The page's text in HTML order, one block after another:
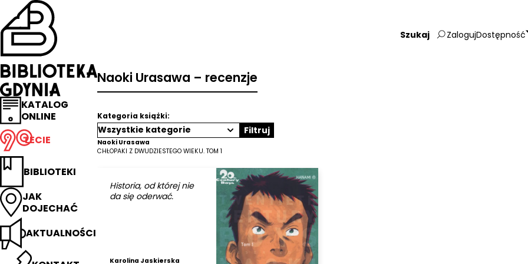
Przejdź
na
stronę
główną
Biblioteka
Gdynia
KATALOG
ONLINE
LECIE
BIBLIOTEKI
JAK
DOJECHAĆ
AKTUALNOŚCI
Wpisz
ZalogujDostępność
Naoki Urasawa – recenzje
Kategoria książki:
Filtruj
Historia, od której nie
da się oderwać.
Karolina Jaskierska
Naoki Urasawa
CHŁOPAKI Z DWUDZIESTEGO WIEKU. TOM 1